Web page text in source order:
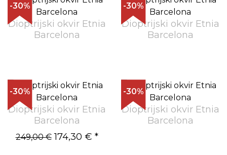
-30%
Dioptrijski okvir Etnia
Barcelona
-30%
Dioptrijski okvir Etnia
Barcelona
-30%
Dioptrijski okvir Etnia
Barcelona
249,00 €174,30 € *
-30%
Dioptrijski okvir Etnia
Barcelona